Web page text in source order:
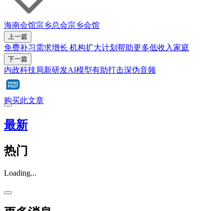
海南会馆宗乡总会宗乡会馆
上一篇
免费补习需求增长 机构扩大计划帮助更多低收入家庭
下一篇
内政科技局新研发AI模型有助打击深伪音频
购买此文章
最新
热门
Loading...